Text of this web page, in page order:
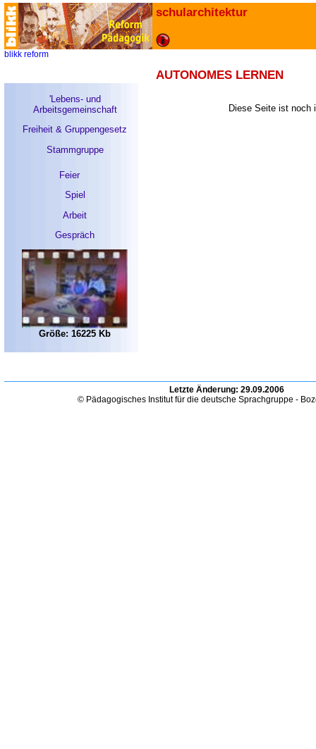
schularchitektur
blikk reform
AUTONOMES LERNEN
'Lebens- und
Arbeitsgemeinschaft
Freiheit & Gruppengesetz
Stammgruppe
Feier
Spiel
Arbeit
Gespräch
Größe: 16225 Kb
Diese Seite ist noch
Letzte Änderung: 29.09.2006
© Pädagogisches Institut für die deutsche Sprachgruppe -